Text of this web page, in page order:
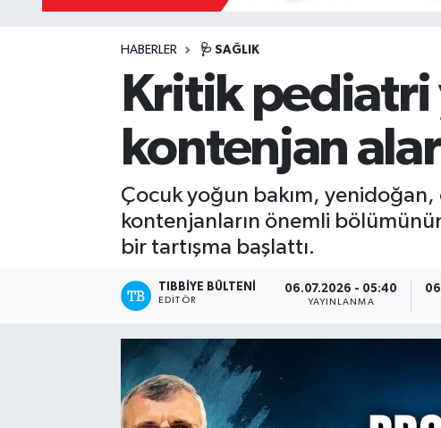
HABERLER 🩺 SAĞLIK
Kritik pediatri
kontenjan
Çocuk yoğun bakım,
kontenjanların önemli
bir tartışma başlattı.
TIBBIYE BÜLTENI
EDITÖR
06.07.2026 - 05:40
YAYINLANMA